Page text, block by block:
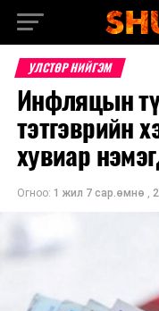
УЛСТӨР НИЙГЭМ
Инфляцын
тэтгэврийн
хувиар
Огноо: 1 жил 7 сар.өмнө ,